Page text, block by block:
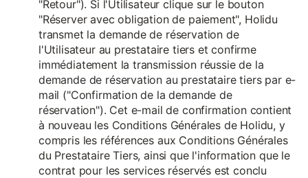
"Retour"). Si l'Utilisateur clique sur le bouton
"Réserver avec obligation de paiement", Holidu
transmet la demande de réservation de
l'Utilisateur au prestataire tiers et confirme
immédiatement la transmission réussie de la
demande de réservation au prestataire tiers par e-
mail ("Confirmation de la demande de
réservation"). Cet e-mail de confirmation contient
à nouveau les Conditions Générales de Holidu, y
compris les références aux Conditions Générales
du Prestataire Tiers, ainsi que l'information que le
contrat pour les services réservés est conclu